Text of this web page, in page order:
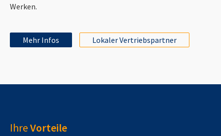
Werken.
Mehr Infos Lokaler Vertriebspartner
IhreVorteile